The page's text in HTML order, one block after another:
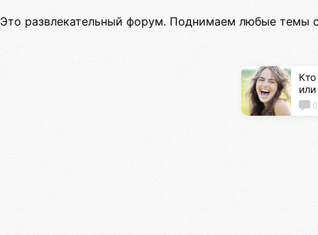
Это развлекательный форум. Поднимаем любые темы